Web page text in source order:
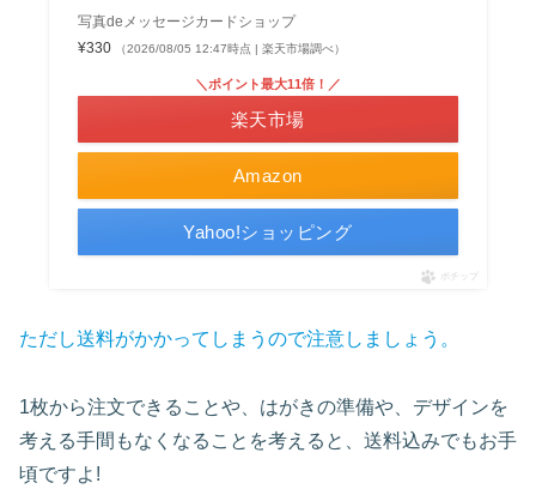
写真deメッセージカードショップ
¥330
（2026/08/05 12:47時点 | 楽天市場調べ）
Amazon
＼ポイント最大11倍！／
楽天市場
Yahoo!ショッピング
ポチップ
ただし送料がかかってしまうので注意しましょう。
1枚から注文できることや、はがきの準備や、デザインを
考える手間もなくなることを考えると、送料込みでもお手
頃ですよ!